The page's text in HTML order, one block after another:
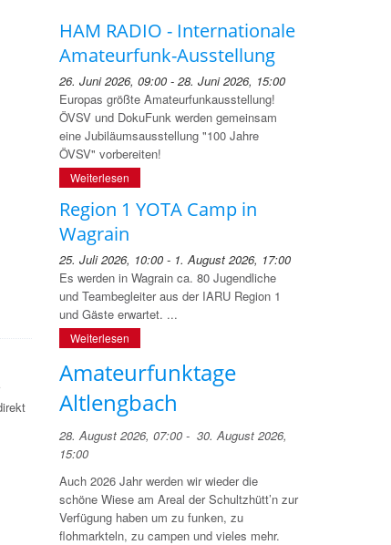
HAM RADIO - Internationale
Amateurfunk-Ausstellung
26. Juni 2026, 09:00 - 28. Juni 2026, 15:00
Europas größte Amateurfunkausstellung!
ÖVSV und DokuFunk werden gemeinsam
eine Jubiläumsausstellung "100 Jahre
ÖVSV" vorbereiten!
Weiterlesen
Region 1 YOTA Camp in
Wagrain
25. Juli 2026, 10:00 - 1. August 2026, 17:00
Es werden in Wagrain ca. 80 Jugendliche
und Teambegleiter aus der IARU Region 1
und Gäste erwartet. ...
Weiterlesen
Amateurfunktage
Altlengbach
28. August 2026, 07:00 - 30. August 2026,
15:00
Auch 2026 Jahr werden wir wieder die
schöne Wiese am Areal der Schultzhütt’n zur
Verfügung haben um zu funken, zu
flohmarkteln, zu campen und vieles mehr.